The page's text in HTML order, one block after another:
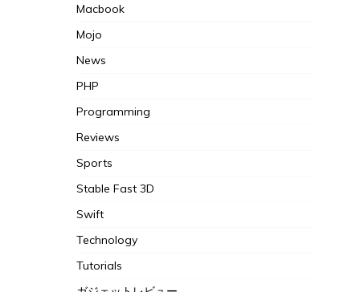
Macbook
Mojo
News
PHP
Programming
Reviews
Sports
Stable Fast 3D
Swift
Technology
Tutorials